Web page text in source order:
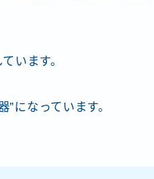
います。
”になっています。